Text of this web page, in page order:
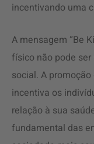
incentivando uma
A mensagem “Be
físico não pode
social. A
incentiva os
relação à sua
fundamental das